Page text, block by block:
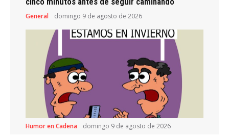
General domingo 9 de agosto de 2026
Humor en Cadena domingo 9 de agosto de 2026